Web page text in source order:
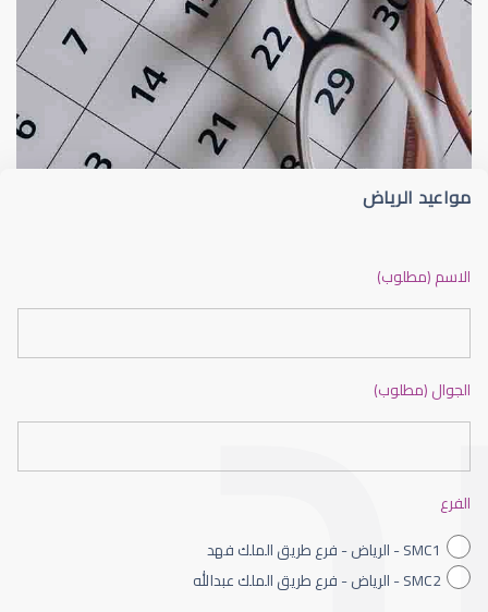
قلوبال لرعاية العين ضعف نظر
ضعف نظر الاطفال
مواعيد الرياض
الاسم (مطلوب)
الجوال (مطلوب)
الفرع
SMC1 - الرياض - فرع طريق الملك فهد
SMC2 - الرياض - فرع طريق الملك عبدالله